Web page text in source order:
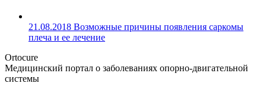
21.08.2018 Возможные причины появления саркомы
плеча и ее лечение
Ortocure
Медицинский портал о заболеваниях опорно-двигательной
системы